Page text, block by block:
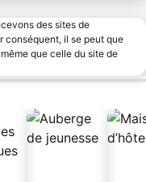
des sites de
conséquent, il se peut que
que celle du site de